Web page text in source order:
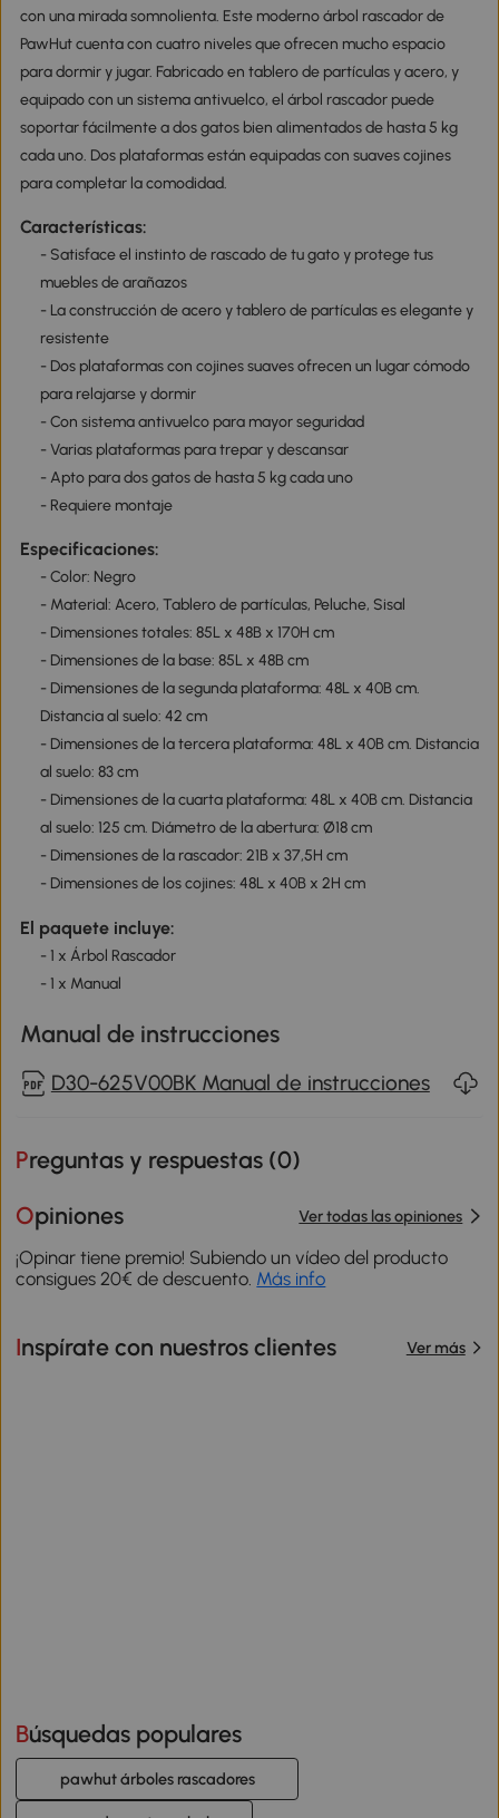
con una mirada somnolienta. Este moderno árbol rascador de
PawHut cuenta con cuatro niveles que ofrecen mucho espacio
para dormir y jugar. Fabricado en tablero de partículas y acero, y
equipado con un sistema antivuelco, el árbol rascador puede
soportar fácilmente a dos gatos bien alimentados de hasta 5 kg
cada uno. Dos plataformas están equipadas con suaves cojines
para completar la comodidad.
Características:
- Satisface el instinto de rascado de tu gato y protege tus
muebles de arañazos
- La construcción de acero y tablero de partículas es elegante y
resistente
- Dos plataformas con cojines suaves ofrecen un lugar cómodo
para relajarse y dormir
- Con sistema antivuelco para mayor seguridad
- Varias plataformas para trepar y descansar
- Apto para dos gatos de hasta 5 kg cada uno
- Requiere montaje
Especificaciones:
- Color: Negro
- Material: Acero, Tablero de partículas, Peluche, Sisal
- Dimensiones totales: 85L x 48B x 170H cm
- Dimensiones de la base: 85L x 48B cm
- Dimensiones de la segunda plataforma: 48L x 40B cm.
Distancia al suelo: 42 cm
- Dimensiones de la tercera plataforma: 48L x 40B cm. Distancia
al suelo: 83 cm
- Dimensiones de la cuarta plataforma: 48L x 40B cm. Distancia
al suelo: 125 cm. Diámetro de la abertura: Ø18 cm
- Dimensiones de la rascador: 21B x 37,5H cm
- Dimensiones de los cojines: 48L x 40B x 2H cm
El paquete incluye:
- 1 x Árbol Rascador
- 1 x Manual
Manual de instrucciones
D30-625V00BK Manual de instrucciones
Preguntas y respuestas (0)
Opiniones Ver todas las opiniones
¡Opinar tiene premio! Subiendo un vídeo del producto
consigues 20€ de descuento. Más info
Inspírate con nuestros clientes Ver más
Búsquedas populares
pawhut árboles rascadores